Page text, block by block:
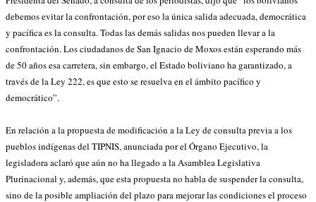
debemos evitar la confrontación, por eso la única salida adecuada, democrática
y pacífica es la consulta. Todas las demás salidas nos pueden llevar a la
confrontación. Los ciudadanos de San Ignacio de Moxos están esperando más
de 50 años esa carretera, sin embargo, el Estado boliviano ha garantizado, a
través de la Ley 222, es que esto se resuelva en el ámbito pacífico y
democrático”.
En relación a la propuesta de modificación a la Ley de consulta previa a los
pueblos indígenas del TIPNIS, anunciada por el Órgano Ejecutivo, la
legisladora aclaró que aún no ha llegado a la Asamblea Legislativa
Plurinacional y, además, que esta propuesta no habla de suspender la consulta,
sino de la posible ampliación del plazo para mejorar las condiciones el proceso